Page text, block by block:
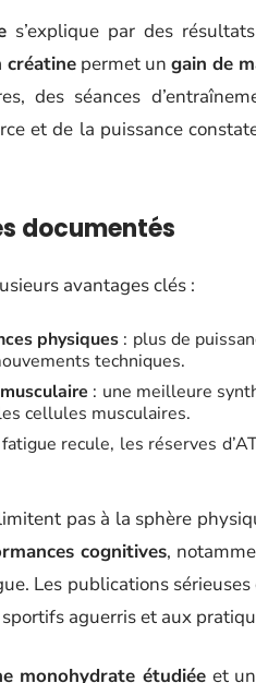
s’explique par des
créatine permet un gain de
des séances
et de la puissance
documentés
avantages clés :
physiques: plus de
techniques.
: une meilleure
cellules musculaires.
recule, les réserves
pas à la sphère
cognitives,
Les publications
aguerris et aux
monohydrate étudiéeet un